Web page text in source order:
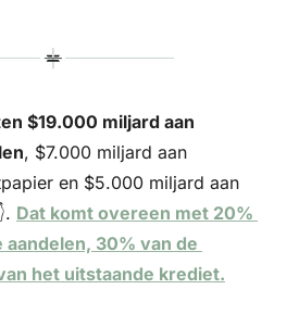
$19.000 miljard aan
, $7.000 miljard aan
en $5.000 miljard aan
Dat komt overeen met 20%
30% van de
het uitstaande krediet.